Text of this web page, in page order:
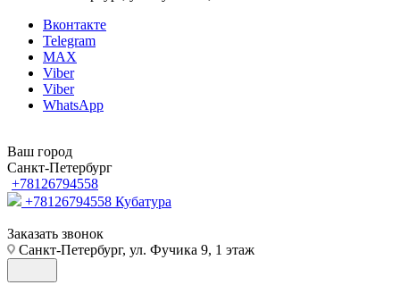
Вконтакте
Telegram
MAX
Viber
Viber
WhatsApp
Ваш город
Санкт-Петербург
+78126794558
+78126794558 Кубатура
Заказать звонок
Санкт-Петербург, ул. Фучика 9, 1 этаж